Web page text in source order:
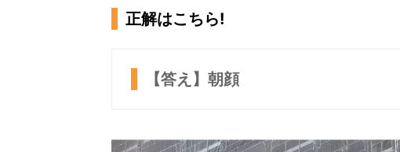
正解はこちら!
【答え】朝顔